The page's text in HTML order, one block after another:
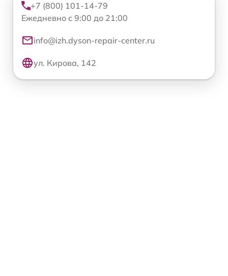
+7 (800) 101-14-79
Ежедневно с 9:00 до 21:00
info@izh.dyson-repair-center.ru
ул. Кирова, 142